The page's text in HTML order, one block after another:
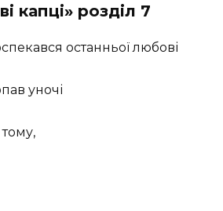
капці» розділ 7
останньої любові
уночі